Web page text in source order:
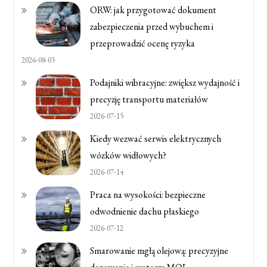
ORW: jak przygotować dokument
zabezpieczenia przed wybuchem i
przeprowadzić ocenę ryzyka
2026-08-03
Podajniki wibracyjne: zwiększ wydajność i
precyzję transportu materiałów
2026-07-15
Kiedy wezwać serwis elektrycznych
wózków widłowych?
2026-07-14
Praca na wysokości: bezpieczne
odwodnienie dachu płaskiego
2026-07-12
Smarowanie mgłą olejową: precyzyjne